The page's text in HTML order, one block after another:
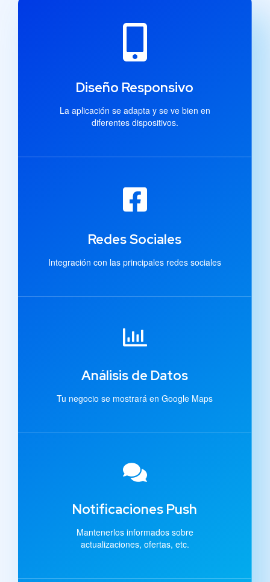
Diseño Responsivo
La aplicación se adapta y se ve bien en
diferentes dispositivos.
Redes Sociales
Integración con las principales redes sociales
Análisis de Datos
Tu negocio se mostrará en Google Maps
Notificaciones Push
Mantenerlos informados sobre
actualizaciones, ofertas, etc.